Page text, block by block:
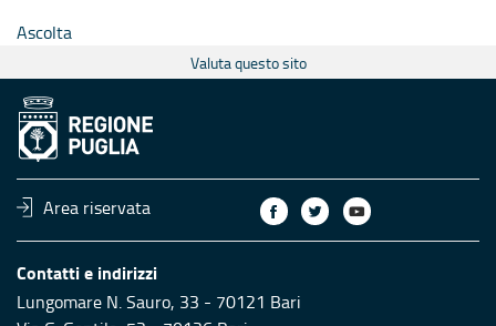
Ascolta
Valuta questo sito
Area riservata
Contatti e indirizzi
Lungomare N. Sauro, 33 - 70121 Bari